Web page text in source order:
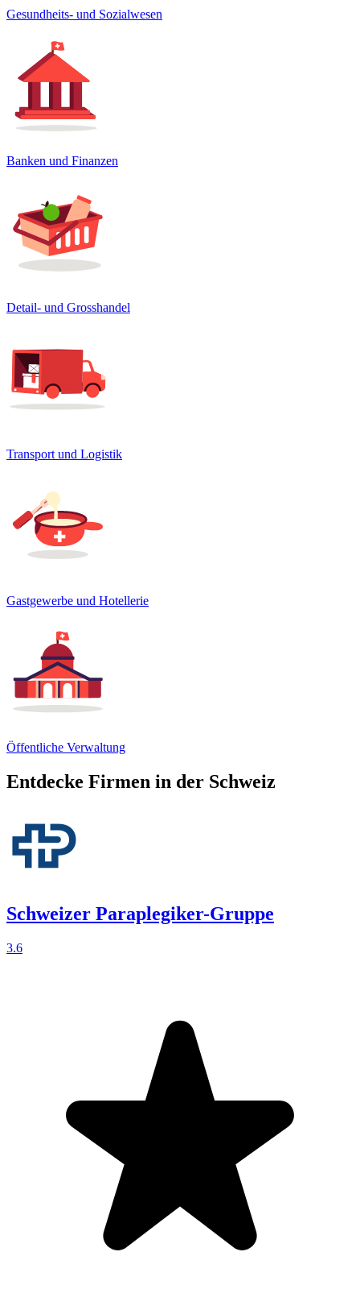
Gesundheits- und Sozialwesen
Banken und Finanzen
Detail- und Grosshandel
Transport und Logistik
Gastgewerbe und Hotellerie
Öffentliche Verwaltung
Entdecke Firmen in der Schweiz
Schweizer Paraplegiker-Gruppe
3.6